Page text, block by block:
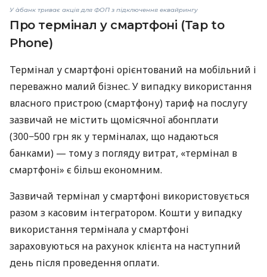
У àбанк триває акція для ФОП з підключення еквайрингу
Про термінал у смартфоні (Tap to
Phone)
Термінал у смартфоні орієнтований на мобільний і
переважно малий бізнес. У випадку використання
власного пристрою (смартфону) тариф на послугу
зазвичай не містить щомісячної абонплати
(300−500 грн як у терміналах, що надаються
банками) — тому з погляду витрат, «термінал в
смартфоні» є більш економним.
Зазвичай термінал у смартфоні використовується
разом з касовим інтегратором. Кошти у випадку
використання термінала у смартфоні
зараховуються на рахунок клієнта на наступний
день після проведення оплати.